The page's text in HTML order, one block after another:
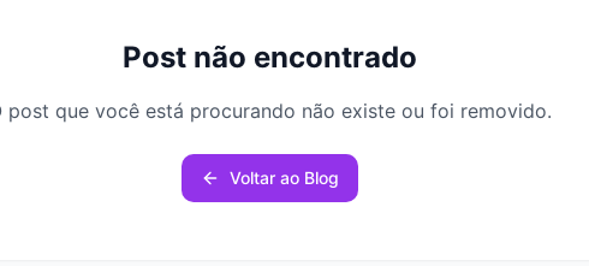
Post não encontrado
post que você está procurando não existe ou foi removido.
Voltar ao Blog